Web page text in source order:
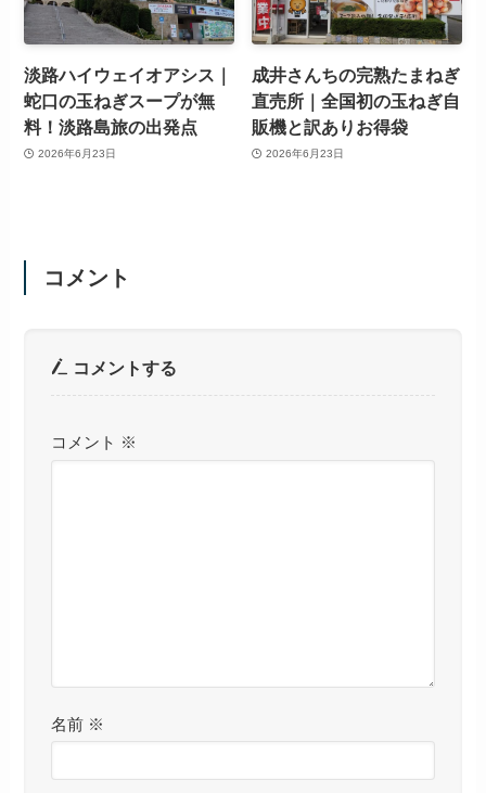
淡路ハイウェイオアシス｜
蛇口の玉ねぎスープが無
料！淡路島旅の出発点
2026年6月23日
成井さんちの完熟たまねぎ
直売所｜全国初の玉ねぎ自
販機と訳ありお得袋
2026年6月23日
コメント
コメントする
コメント ※
名前 ※